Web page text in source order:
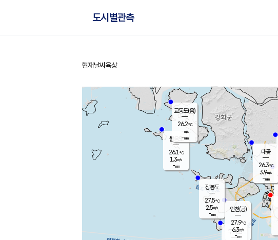
도시별관측
홈
현재날씨 육상
무의도
볼음도
26.1℃
1.3m/s
-mm
장봉도
27.5℃
2.5m/s
-mm
대곶
26.3℃
3.9m/s
-mm
인천(공)
27.9℃
6.3m/s
-mm
교동도(음)
26.2℃
-m/s
-mm